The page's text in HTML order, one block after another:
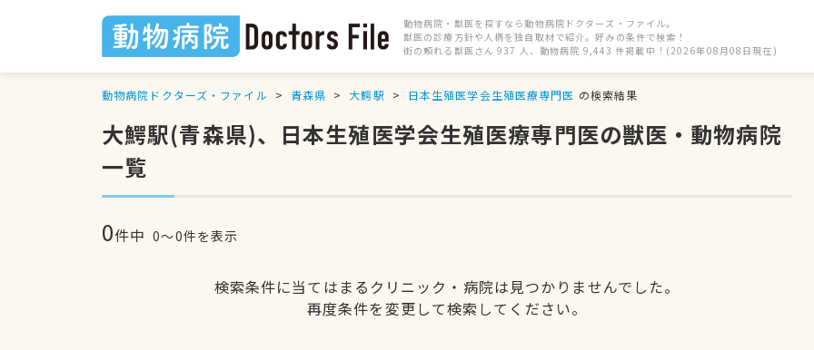
動物病院・獣医を探すなら動物病院ドクターズ・ファイル。
獣医の診療方針や人柄を独自取材で紹介。好みの条件で検索！
街の頼れる獣医さん 937 人、動物病院 9,443 件掲載中！(2026年08月08日現在)
動物病院ドクターズ・ファイル 青森県 大鰐駅 日本生殖医学会生殖医療専門医 の検索結果
大鰐駅(青森県)、日本生殖医学会生殖医療専門医の獣医・動物病院
一覧
0件中 0〜0件を表示
検索条件に当てはまるクリニック・病院は見つかりませんでした。
再度条件を変更して検索してください。